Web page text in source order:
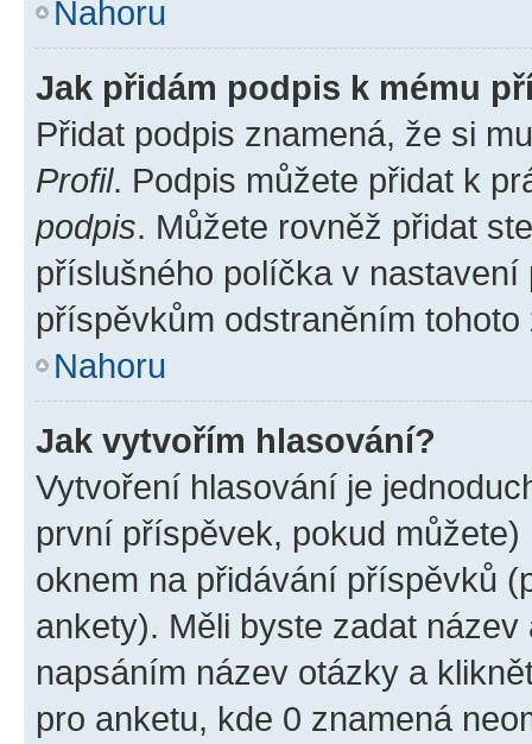
Nahoru
Jak přidám podpis k mému
Přidat podpis znamená, že si
Profil. Podpis můžete přidat k
podpis. Můžete rovněž přidat
příslušného políčka v
příspěvkům odstraněním
Nahoru
Jak vytvořím hlasování?
Vytvoření hlasování je
první příspěvek, pokud
oknem na přidávání příspěvků
ankety). Měli byste zadat
napsáním název otázky a
pro anketu, kde 0 znamená